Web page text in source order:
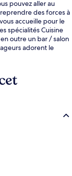
pouvez aller au
des forces à
accueille pour le
spécialités Cuisine
outre un bar / salon
adorent le